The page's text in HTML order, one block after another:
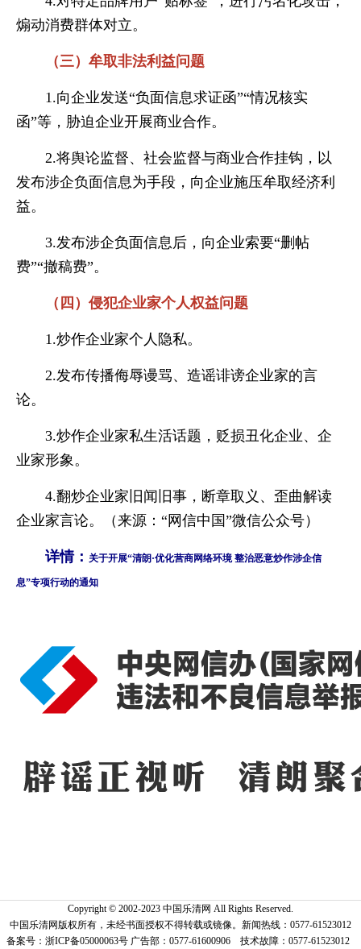
煽动消费群体对立。
（三）牟取非法利益问题
1.向企业发送“负面信息求证函”“情况核实
函”等，胁迫企业开展商业合作。
2.将舆论监督、社会监督与商业合作挂钩，以
发布涉企负面信息为手段，向企业施压牟取经济利
益。
3.发布涉企负面信息后，向企业索要“删帖
费”“撤稿费”。
（四）侵犯企业家个人权益问题
1.炒作企业家个人隐私。
2.发布传播侮辱谩骂、造谣诽谤企业家的言
论。
3.炒作企业家私生活话题，贬损丑化企业、企
业家形象。
4.翻炒企业家旧闻旧事，断章取义、歪曲解读
企业家言论。（来源：“网信中国”微信公众号）
详情： 关于开展“清朗·优化营商网络环境 整治恶意炒作涉企信
息”专项行动的通知
Copyright © 2002-2023 中国乐清网 All Rights Reserved.
中国乐清网版权所有，未经书面授权不得转载或镜像。新闻热线：0577-61523012
备案号：浙ICP备05000063号 广告部：0577-61600906 技术故障：0577-61523012